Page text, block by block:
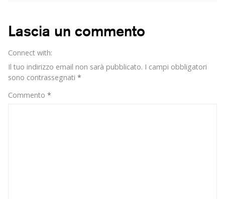
su
Lascia un commento
Connect with:
Il tuo indirizzo email non sarà pubblicato. I campi obbligatori
sono contrassegnati *
Commento *